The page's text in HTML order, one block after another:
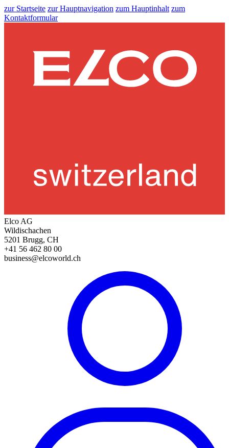
zur Startseite zur Hauptnavigation zum Hauptinhalt zum
Kontaktformular
Elco AG
Wildischachen
5201 Brugg, CH
+41 56 462 80 00
business@elcoworld.ch